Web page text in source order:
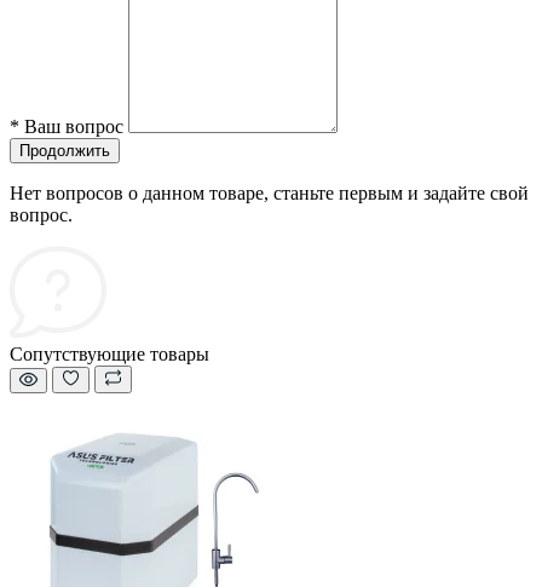
* Ваш вопрос
Продолжить
Нет вопросов о данном товаре, станьте первым и задайте свой
вопрос.
Сопутствующие товары